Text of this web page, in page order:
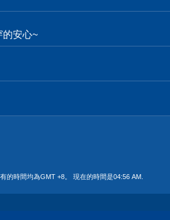
的安心~
的時間均為GMT +8。 現在的時間是04:56 AM